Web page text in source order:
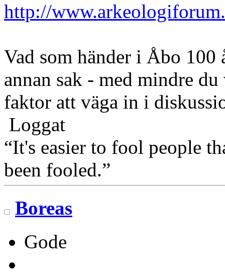
http://
Vad som händer i Åbo 100
annan sak - med mindre
faktor att väga in i
Loggat
“It's easier to fool people
been fooled.”
Boreas
Gode